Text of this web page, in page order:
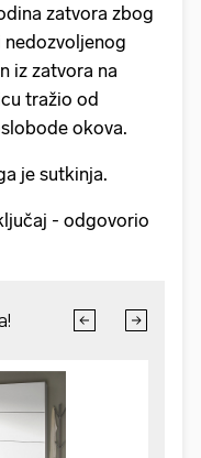
zatvora zbog
nedozvoljenog
iz zatvora na
tražio od
okova.
je sutkinja.
- odgovorio